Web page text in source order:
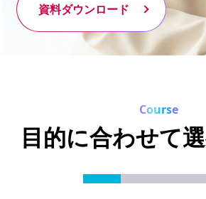
資料ダウンロード
資料ダウンロード
Course
目的に合わせて